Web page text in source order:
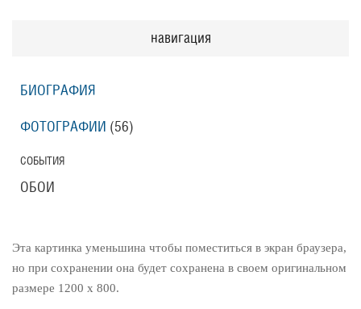
Эта картинка уменьшина чтобы поместиться в экран браузера,
но при сохранении она будет сохранена в своем оригинальном
размере 1200 x 800.
навигация
БИОГРАФИЯ
ФОТОГРАФИИ (56)
СОБЫТИЯ
ОБОИ